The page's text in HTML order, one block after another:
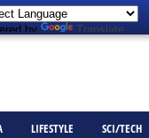
by Translate
LIFESTYLE SCI/TECH